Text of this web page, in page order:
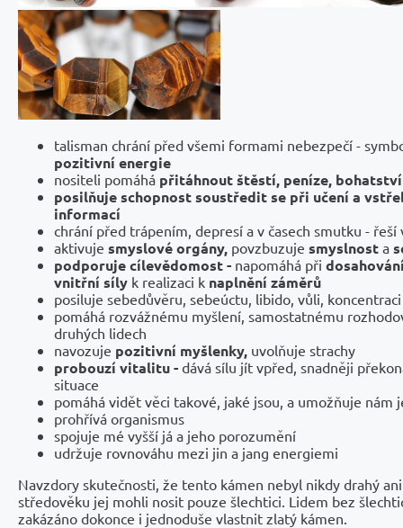
talisman chrání před všemi formami nebezpečí -
pozitivní energie
nositeli pomáhá přitáhnout štěstí, peníze, bohatství
posilňuje schopnost soustředit se při učení a
informací
chrání před trápením, depresí a v časech smutku -
aktivuje smyslové orgány, povzbuzuje smyslnost a
podporuje cílevědomost - napomáhá při
vnitřní síly k realizaci k naplnění záměrů
posiluje sebedůvěru, sebeúctu, libido, vůli, koncentraci
pomáhá rozvážnému myšlení, samostatnému
druhých lidech
navozuje pozitivní myšlenky, uvolňuje strachy
probouzí vitalitu - dává sílu jít vpřed, snadněji
situace
pomáhá vidět věci takové, jaké jsou, a umožňuje nám
prohřívá organismus
spojuje mé vyšší já a jeho porozumění
udržuje rovnováhu mezi jin a jang energiemi
Navzdory skutečnosti, že tento kámen nebyl nikdy drahý
středověku jej mohli nosit pouze šlechtici. Lidem bez
zakázáno dokonce i jednoduše vlastnit zlatý kámen.